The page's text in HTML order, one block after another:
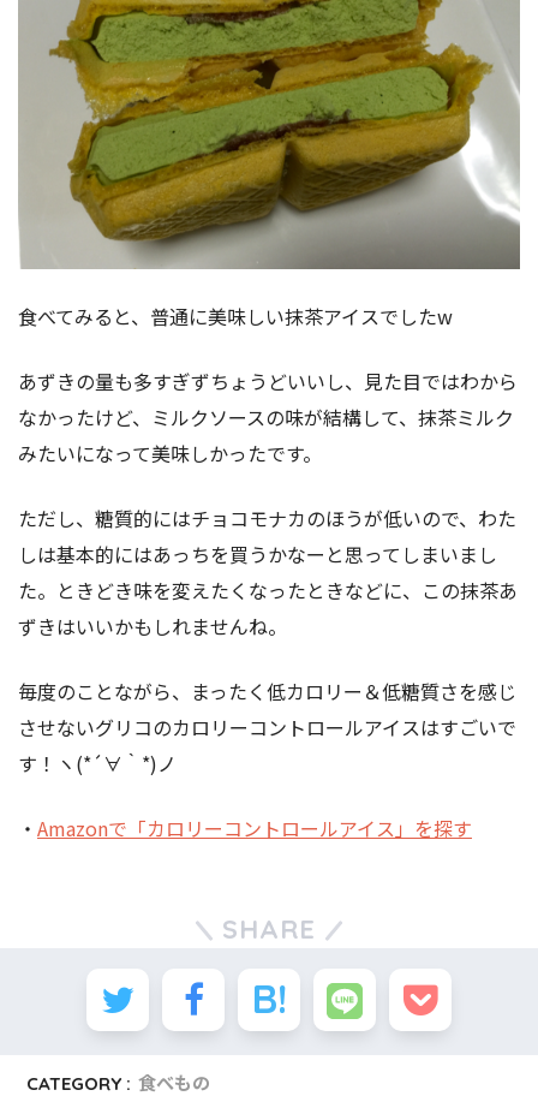
食べてみると、普通に美味しい抹茶アイスでしたw
あずきの量も多すぎずちょうどいいし、見た目ではわから
なかったけど、ミルクソースの味が結構して、抹茶ミルク
みたいになって美味しかったです。
ただし、糖質的にはチョコモナカのほうが低いので、わた
しは基本的にはあっちを買うかなーと思ってしまいまし
た。ときどき味を変えたくなったときなどに、この抹茶あ
ずきはいいかもしれませんね。
毎度のことながら、まったく低カロリー＆低糖質さを感じ
させないグリコのカロリーコントロールアイスはすごいで
す！ヽ(*´∀｀*)ノ
・ Amazonで「カロリーコントロールアイス」を探す
SHARE
CATEGORY : 食べもの